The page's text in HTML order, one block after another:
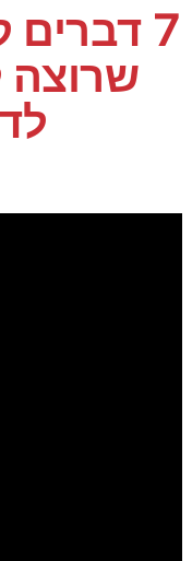
7
שרוצה